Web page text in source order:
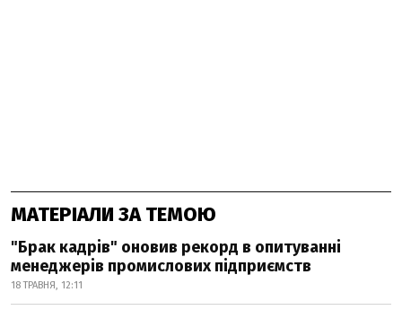
МАТЕРІАЛИ ЗА ТЕМОЮ
"Брак кадрів" оновив рекорд в опитуванні
менеджерів промислових підприємств
18 ТРАВНЯ, 12:11